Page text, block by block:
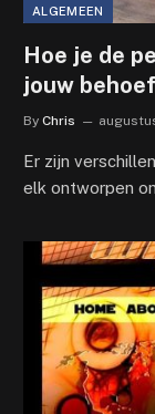
ALGEMEEN
Hoe je de
jouw
By Chris
Er zijn
elk ontworpen